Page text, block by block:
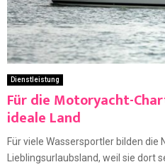
Dienstleistung
Für die Motoryacht-
ideale Land
Für viele Wassersportler bilden die
Lieblingsurlaubsland, weil sie dort